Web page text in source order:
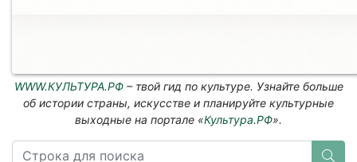
WWW.КУЛЬТУРА.РФ– твой гид по культуре. Узнайте больше
об истории страны, искусстве и планируйте культурные
выходные на портале «Культура.РФ».